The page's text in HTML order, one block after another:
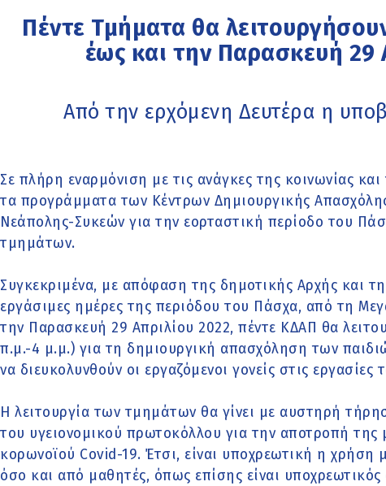
Πέντε Τμήματα θα
έως και την Παρασκευή 29
Από την ερχόμενη Δευτέρα η
Σε πλήρη εναρμόνιση με τις ανάγκες της κοινωνίας
τα προγράμματα των Κέντρων Δημιουργικής
Νεάπολης-Συκεών για την εορταστική περίοδο του
τμημάτων.
Συγκεκριμένα, με απόφαση της δημοτικής Αρχής και
εργάσιμες ημέρες της περιόδου του Πάσχα, από τη
την Παρασκευή 29 Απριλίου 2022, πέντε ΚΔΑΠ θα
π.μ.-4 μ.μ.) για τη δημιουργική απασχόληση των
να διευκολυνθούν οι εργαζόμενοι γονείς στις εργασίες
Η λειτουργία των τμημάτων θα γίνει με αυστηρή
του υγειονομικού πρωτοκόλλου για την αποτροπή της
κορωνοϊού Covid-19. Έτσι, είναι υποχρεωτική η χρήση
όσο και από μαθητές, όπως επίσης είναι υποχρεωτικός